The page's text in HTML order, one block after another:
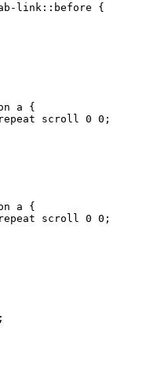
link::before {
a {
scroll 0 0;
a {
scroll 0 0;